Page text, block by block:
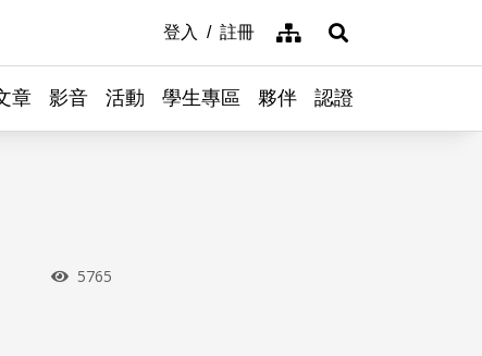
登入 註冊 網站導覽展開搜尋
章 影音 活動 學生專區 夥伴 認證
瀏覽次數
5765